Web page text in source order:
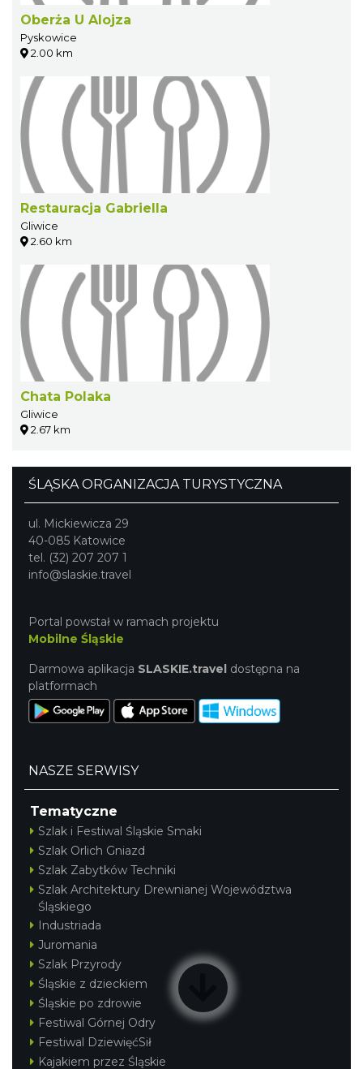
Oberża U Alojza
Pyskowice
2.00 km
Restauracja Gabriella
Gliwice
2.60 km
Chata Polaka
Gliwice
2.67 km
ŚLĄSKA ORGANIZACJA TURYSTYCZNA
ul. Mickiewicza 29
40-085 Katowice
tel. (32) 207 207 1
info@slaskie.travel
Portal powstał w ramach projektu
Mobilne Śląskie
Darmowa aplikacja SLASKIE.travel dostępna na
platformach
NASZE SERWISY
Tematyczne
Szlak i Festiwal Śląskie Smaki
Szlak Orlich Gniazd
Szlak Zabytków Techniki
Szlak Architektury Drewnianej Województwa
Śląskiego
Industriada
Juromania
Szlak Przyrody
Śląskie z dzieckiem
Śląskie po zdrowie
Festiwal Górnej Odry
Festiwal DziewięćSił
Kajakiem przez Śląskie